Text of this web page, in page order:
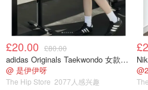
£20.00 £80.00
adidas Originals Taekwondo 女款黑色运动鞋
@ 是伊伊呀
The Hip Store 2077人感兴趣